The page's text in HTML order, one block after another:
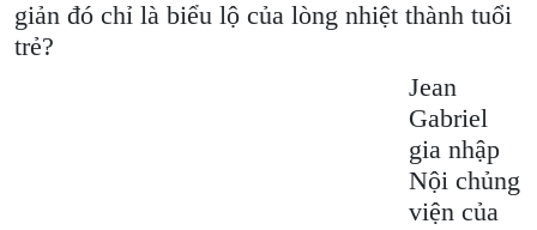
giản đó chỉ là biểu lộ của lòng nhiệt thành tuổi
trẻ?
Jean
Gabriel
gia nhập
Nội chủng
viện của